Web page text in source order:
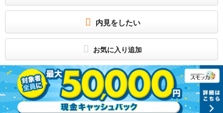
輪場、セパレート
（公社）全日本不動産協会大阪府本部会員
内見をしたい
お気に入り追加